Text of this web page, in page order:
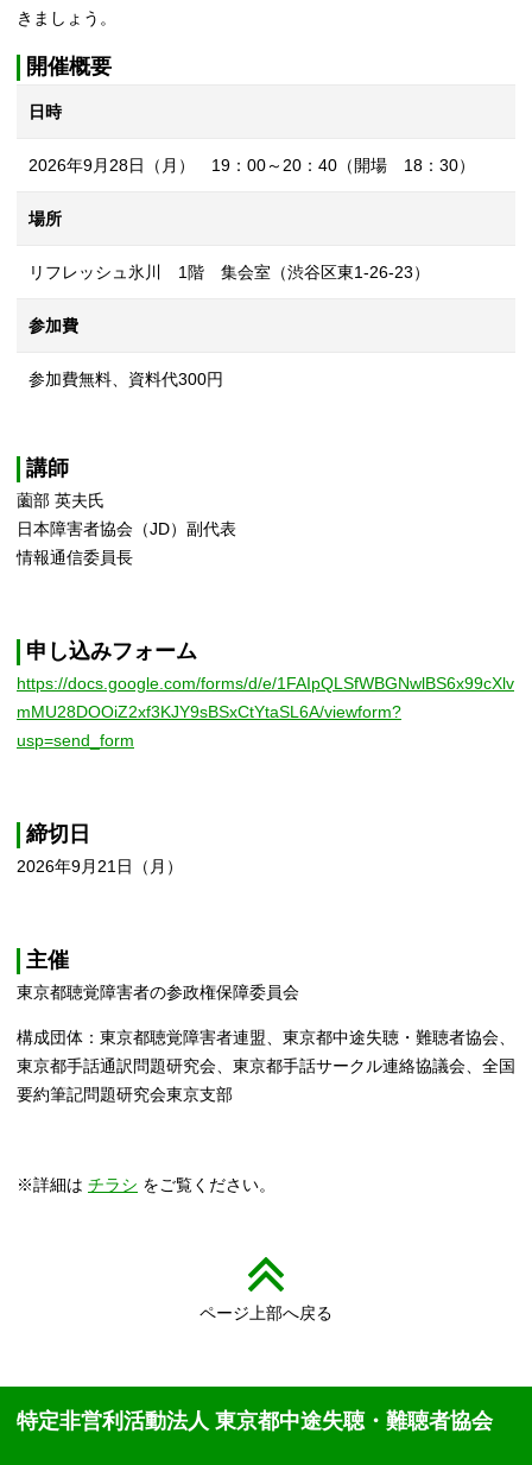
きましょう。
開催概要
日時
2026年9月28日（月） 19：00～20：40（開場 18：30）
場所
リフレッシュ氷川 1階 集会室（渋谷区東1-26-23）
参加費
参加費無料、資料代300円
講師
薗部 英夫氏
日本障害者協会（JD）副代表
情報通信委員長
申し込みフォーム
https://docs.google.com/forms/d/e/1FAIpQLSfWBGNwlBS6x99cXlv
mMU28DOOiZ2xf3KJY9sBSxCtYtaSL6A/viewform?
usp=send_form
締切日
2026年9月21日（月）
主催
東京都聴覚障害者の参政権保障委員会
構成団体：東京都聴覚障害者連盟、東京都中途失聴・難聴者協会、
東京都手話通訳問題研究会、東京都手話サークル連絡協議会、全国
要約筆記問題研究会東京支部
※詳細は チラシ をご覧ください。
ページ上部へ戻る
特定非営利活動法人 東京都中途失聴・難聴者協会